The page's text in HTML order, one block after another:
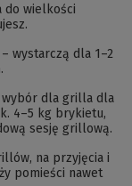
do wielkości
wystarczą dla 1–2
wybór dla grilla dla
4–5 kg brykietu,
sesję grillową.
na przyjęcia i
pomieści nawet